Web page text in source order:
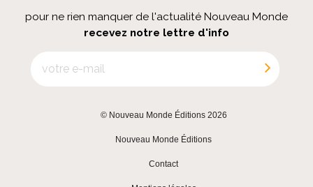
pour ne rien manquer de l'actualité Nouveau Monde
recevez notre lettre d'info
© Nouveau Monde Éditions 2026
Nouveau Monde Éditions
Contact